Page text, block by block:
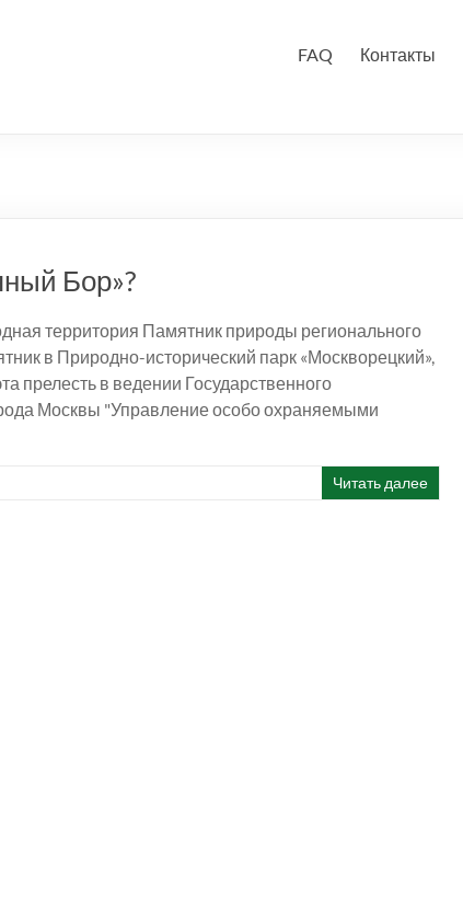
FAQ Контакты
Бор»?
территория Памятник природы регионального
в Природно-исторический парк «Москворецкий»,
прелесть в ведении Государственного
Москвы "Управление особо охраняемыми
Читать далее